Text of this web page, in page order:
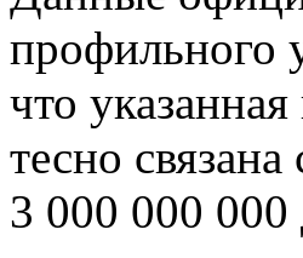
профильного
что
тесно
3 000 000 000